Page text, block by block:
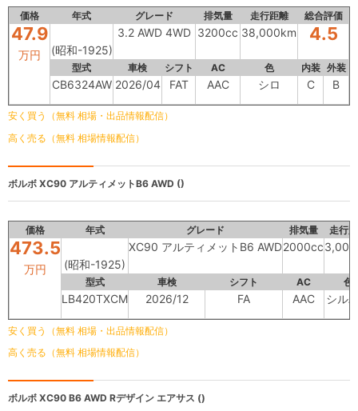
価格 年式 グレード 排気量 走行距離 総合評価
47.9
万円 (昭和-1925)
3.2 AWD 4WD 3200cc 38,000km 4.5
型式 車検 シフト AC 色 内装 外装
CB6324AW 2026/04 FAT AAC シロ C B
安く買う（無料 相場・出品情報配信）
高く売る（無料 相場情報配信）
ボルボ XC90 アルティメットB6 AWD ()
価格 年式 グレード 排気量 走行
473.5
万円 (昭和-1925)
XC90 アルティメットB6 AWD2000cc
型式 車検 シフト AC 色
LB420TXCM 2026/12 FA AAC シル
安く買う（無料 相場・出品情報配信）
高く売る（無料 相場情報配信）
ボルボ XC90 B6 AWD Rデザイン エアサス ()